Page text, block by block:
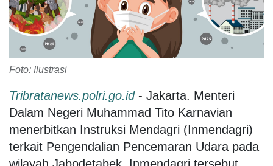
Foto: Ilustrasi
Tribratanews.polri.go.id- Jakarta. Menteri
Dalam Negeri Muhammad Tito Karnavian
menerbitkan Instruksi Mendagri (Inmendagri)
terkait Pengendalian Pencemaran Udara pada